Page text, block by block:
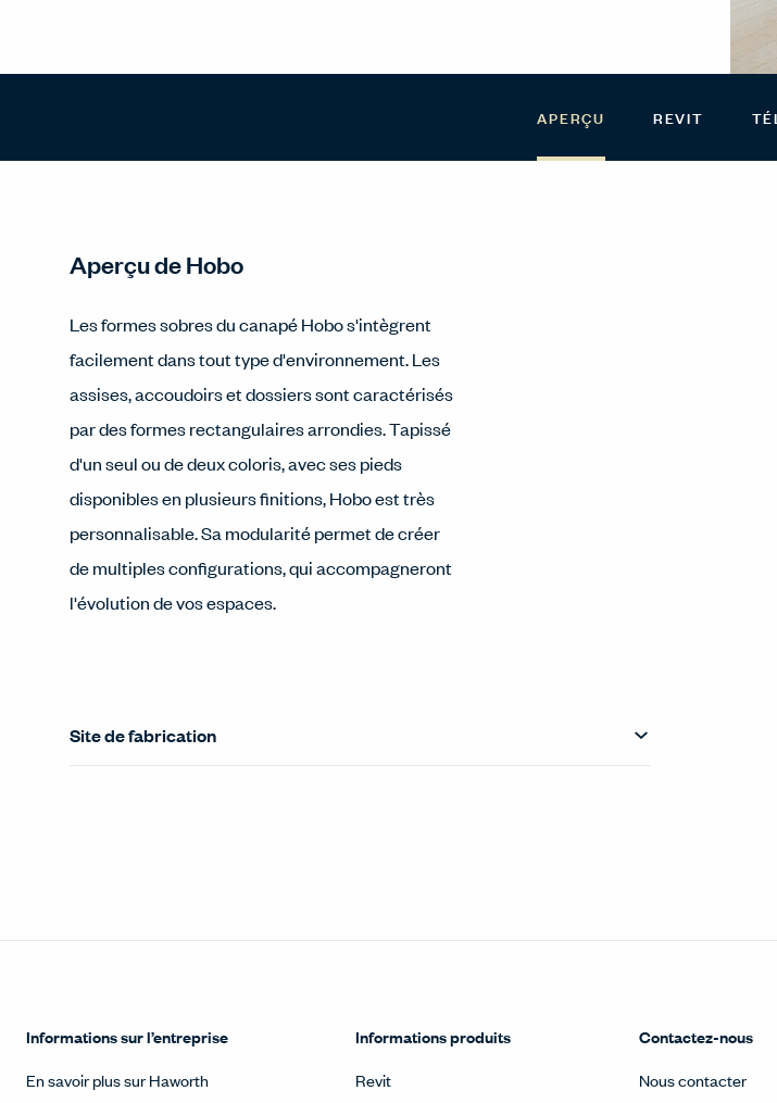
APERÇU REVIT
Aperçu de Hobo
Les formes sobres du canapé Hobo s'intègrent
facilement dans tout type d'environnement. Les
assises, accoudoirs et dossiers sont caractérisés
par des formes rectangulaires arrondies. Tapissé
d'un seul ou de deux coloris, avec ses pieds
disponibles en plusieurs finitions, Hobo est très
personnalisable. Sa modularité permet de créer
de multiples configurations, qui accompagneront
l'évolution de vos espaces.
Site de fabrication
Informations sur l’entreprise
En savoir plus sur Haworth
Informations produits
Revit
Contactez-nous
Nous contacter